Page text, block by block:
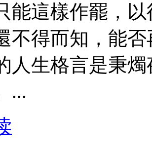
能這樣作罷，
不得而知，能
人生格言是秉
...